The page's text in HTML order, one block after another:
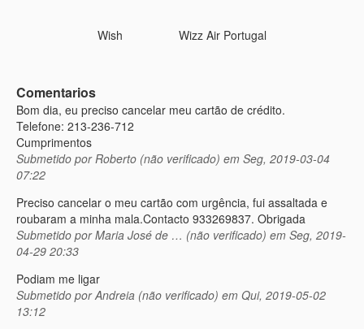
Wish Wizz Air Portugal
Comentarios
Bom dia, eu preciso cancelar meu cartão de crédito.
Telefone: 213-236-712
Cumprimentos
Submetido por Roberto (não verificado) em Seg, 2019-03-04
07:22
Preciso cancelar o meu cartão com urgência, fui assaltada e
roubaram a minha mala.Contacto 933269837. Obrigada
Submetido porMaria José de … (não verificado) em Seg, 2019-
04-29 20:33
Podiam me ligar
Submetido porAndreia (não verificado) em Qui, 2019-05-02
13:12